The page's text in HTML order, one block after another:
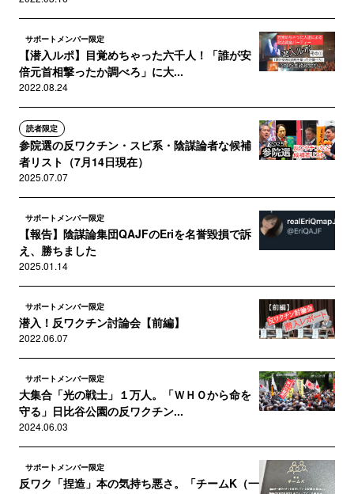
サポートメンバー限定
【潜入ルポ】目覚めちゃった六千人！「誰が安
倍元首相撃ったか調べろ」に大...
2022.08.24
読者限定
参院選の反ワクチン・スピ系・陰謀論者な候補
者リスト（7月14日現在）
2025.07.07
サポートメンバー限定
【報告】陰謀論集団QAJFのEriを名誉毀損で訴
え、勝ちました
2025.01.14
サポートメンバー限定
潜入！反ワクチン討論会【前編】
2022.06.07
サポートメンバー限定
大集合「光の戦士」１万人。「ＷＨＯから命を
守る」日比谷公園の反ワクチン...
2024.06.03
サポートメンバー限定
反ワク「捏造」本の気持ち悪さ。「チームK（一